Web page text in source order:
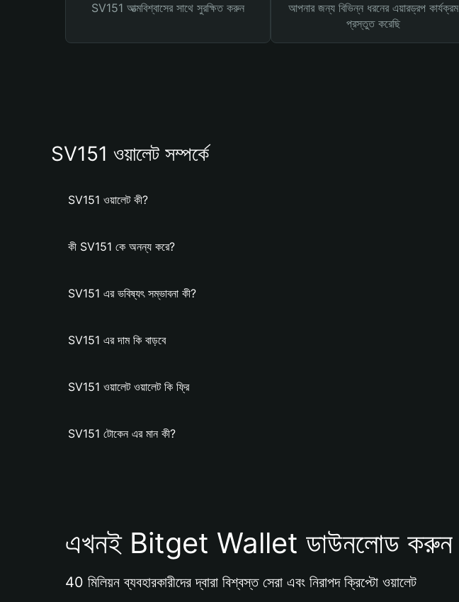
SV151 আত্মবিশ্বাসের সাথে সুরক্ষিত করুন
আপনার জন্য বিভিন্ন ধরনের এয়ারড্রপ কার্যক্রম
প্রস্তুত করেছি
SV151 ওয়ালেট সম্পর্কে
SV151 ওয়ালেট কী?
কী SV151 কে অনন্য করে?
SV151 এর ভবিষ্যৎ সম্ভাবনা কী?
SV151 এর দাম কি বাড়বে
SV151 ওয়ালেট ওয়ালেট কি ফ্রি
SV151 টোকেন এর মান কী?
এখনই Bitget Wallet ডাউনলোড করুন
40 মিলিয়ন ব্যবহারকারীদের দ্বারা বিশ্বস্ত সেরা এবং নিরাপদ ক্রিপ্টো ওয়ালেট